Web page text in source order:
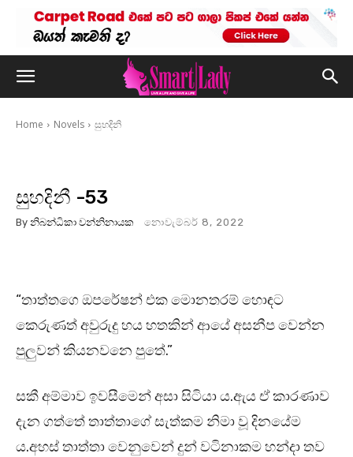
Home Novels සුහදිනි
සුහදිනී -53
By නිබන්ධිකා වන්නිනායක නොවැම්බර් 8, 2022
“තාත්තගෙ ඔපරේෂන් එක මොනතරම් හොඳට
කෙරුණත් අවුරුදු හය හතකින් ආයේ අසනීප වෙන්න
පුලුවන් කියනවනෙ පුතේ.”
සකී අම්මාව ඉවසීමෙන් අසා සිටියා ය.ඇය ඒ කාරණාව
දැන ගත්තේ තාත්තාගේ සැත්කම නිමා වූ දිනයේම
ය.අහස් තාත්තා වෙනුවෙන් දුන් වටිනාකම හන්දා තව